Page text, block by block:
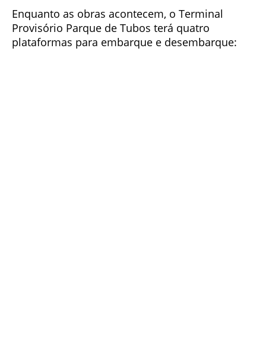
Enquanto as obras acontecem, o Terminal
Provisório Parque de Tubos terá quatro
plataformas para embarque e desembarque: